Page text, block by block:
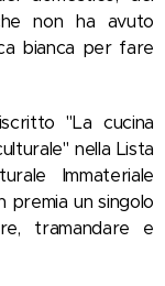
non ha avuto
bianca per fare
"La cucina
nella Lista
Immateriale
premia un singolo
tramandare e